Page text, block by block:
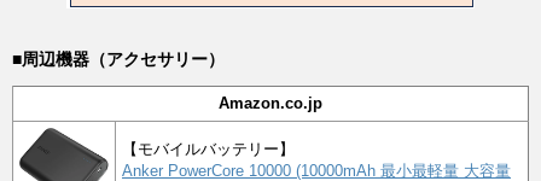
■周辺機器（アクセサリー）
Amazon.co.jp
【モバイルバッテリー】
Anker PowerCore 10000 (10000mAh 最小最軽量 大容量